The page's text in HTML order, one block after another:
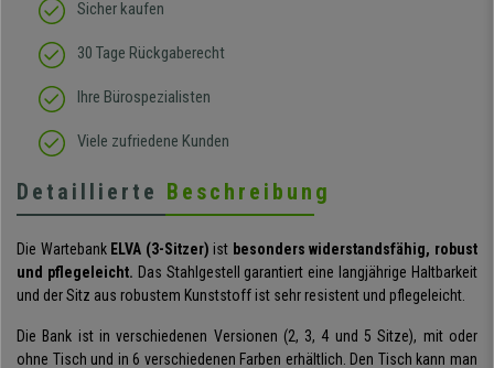
Sicher kaufen
30 Tage Rückgaberecht
Ihre Bürospezialisten
Viele zufriedene Kunden
Detaillierte Beschreibung
Die Wartebank ELVA (3-Sitzer) ist besonders widerstandsfähig, robust
und pflegeleicht. Das Stahlgestell garantiert eine langjährige Haltbarkeit
und der Sitz aus robustem Kunststoff ist sehr resistent und pflegeleicht.
Die Bank ist in verschiedenen Versionen (2, 3, 4 und 5 Sitze), mit oder
ohne Tisch und in 6 verschiedenen Farben erhältlich. Den Tisch kann man